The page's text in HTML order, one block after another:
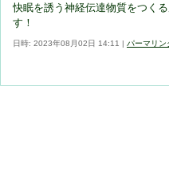
快眠を誘う神経伝達物質をつく
す！
日時: 2023年08月02日 14:11 | パーマリン